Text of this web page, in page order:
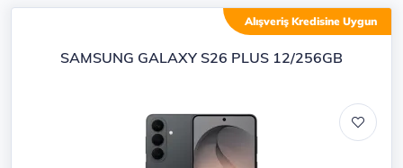
Alışveriş Kredisine Uygun
SAMSUNG GALAXY S26 PLUS 12/256GB